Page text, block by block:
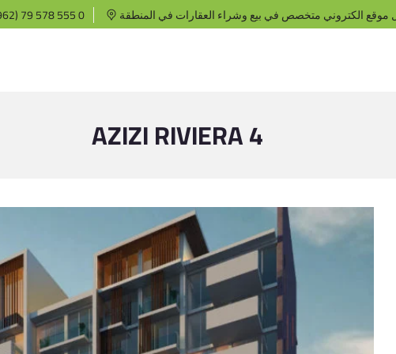
79 578 555 0 موقع الكتروني متخصص في بيع وشراء العقارات في المنطقة
AZIZI RIVIERA 4